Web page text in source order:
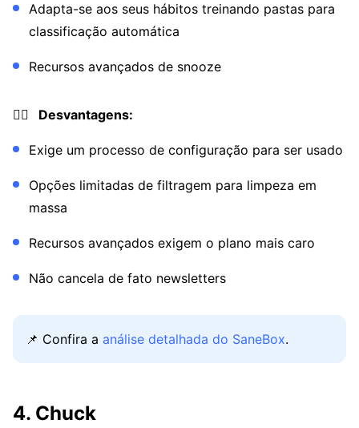
Adapta-se aos seus hábitos treinando pastas para
classificação automática
Recursos avançados de snooze
👎🏼 Desvantagens:
Exige um processo de configuração para ser usado
Opções limitadas de filtragem para limpeza em
massa
Recursos avançados exigem o plano mais caro
Não cancela de fato newsletters
📌 Confira a análise detalhada do SaneBox.
4. Chuck